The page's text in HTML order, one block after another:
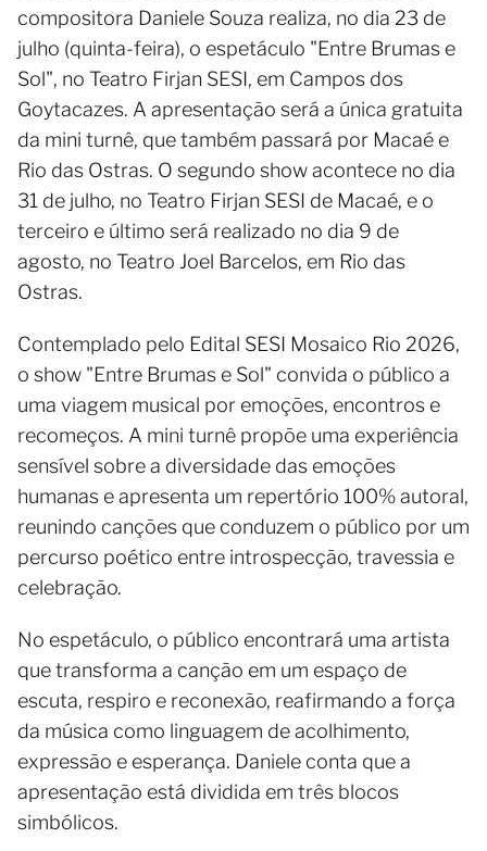
compositora Daniele Souza realiza, no dia 23 de
julho (quinta-feira), o espetáculo "Entre Brumas e
Sol", no Teatro Firjan SESI, em Campos dos
Goytacazes. A apresentação será a única gratuita
da mini turnê, que também passará por Macaé e
Rio das Ostras. O segundo show acontece no dia
31 de julho, no Teatro Firjan SESI de Macaé, e o
terceiro e último será realizado no dia 9 de
agosto, no Teatro Joel Barcelos, em Rio das
Ostras.
Contemplado pelo Edital SESI Mosaico Rio 2026,
o show "Entre Brumas e Sol" convida o público a
uma viagem musical por emoções, encontros e
recomeços. A mini turnê propõe uma experiência
sensível sobre a diversidade das emoções
humanas e apresenta um repertório 100% autoral,
reunindo canções que conduzem o público por um
percurso poético entre introspecção, travessia e
celebração.
No espetáculo, o público encontrará uma artista
que transforma a canção em um espaço de
escuta, respiro e reconexão, reafirmando a força
da música como linguagem de acolhimento,
expressão e esperança. Daniele conta que a
apresentação está dividida em três blocos
simbólicos.